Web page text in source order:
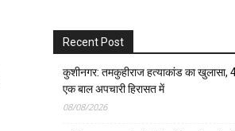
Recent Post
कुशीनगर: तमकुहीराज हत्याकांड का खुलासा,
एक बाल अपचारी हिरासत में
08/08/2026